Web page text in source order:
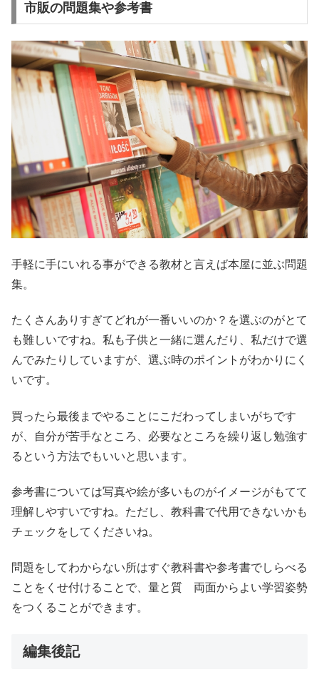
市販の問題集や参考書
手軽に手にいれる事ができる教材と言えば本屋に並ぶ問題
集。
たくさんありすぎてどれが一番いいのか？を選ぶのがとて
も難しいですね。私も子供と一緒に選んだり、私だけで選
んでみたりしていますが、選ぶ時のポイントがわかりにく
いです。
買ったら最後までやることにこだわってしまいがちです
が、自分が苦手なところ、必要なところを繰り返し勉強す
るという方法でもいいと思います。
参考書については写真や絵が多いものがイメージがもてて
理解しやすいですね。ただし、教科書で代用できないかも
チェックをしてくださいね。
問題をしてわからない所はすぐ教科書や参考書でしらべる
ことをくせ付けることで、量と質 両面からよい学習姿勢
をつくることができます。
編集後記